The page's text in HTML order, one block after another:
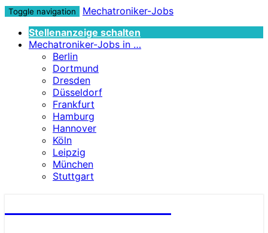
Toggle navigation
Mechatroniker-Jobs
Stellenanzeige schalten
Mechatroniker-Jobs in …
Berlin
Dortmund
Dresden
Düsseldorf
Frankfurt
Hamburg
Hannover
Köln
Leipzig
München
Stuttgart